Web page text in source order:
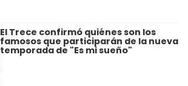
El Trece confirmó quiénes son los
famosos que participarán de la nueva
temporada de "Es mi sueño"